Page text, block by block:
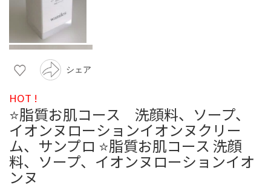
シェア
HOT !
⭐️脂質お肌コース 洗顔料、ソープ、
イオンヌローションイオンヌクリー
ム、サンプロ ⭐️脂質お肌コース 洗顔
料、ソープ、イオンヌローションイオ
ンヌ